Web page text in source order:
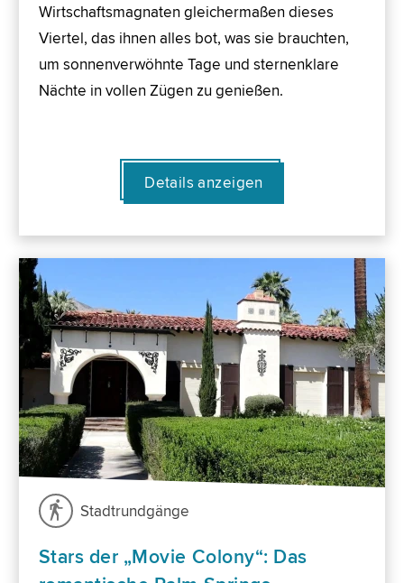
Wirtschaftsmagnaten gleichermaßen dieses
Viertel, das ihnen alles bot, was sie brauchten,
um sonnenverwöhnte Tage und sternenklare
Nächte in vollen Zügen zu genießen.
Details anzeigen
Stadtrundgänge
Stars der „Movie Colony“: Das